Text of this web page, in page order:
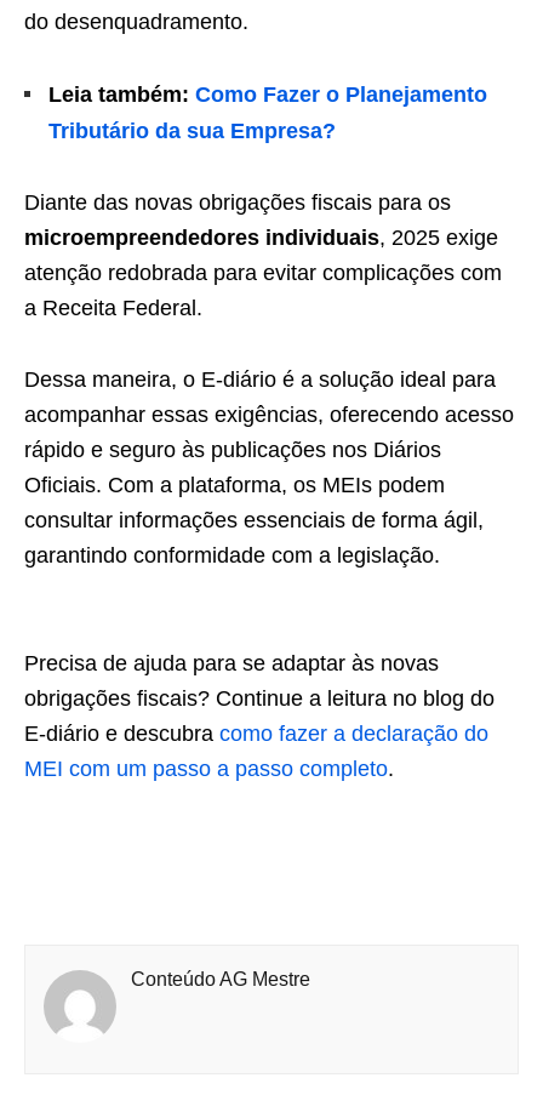
do desenquadramento.
Leia também: Como Fazer o Planejamento
Tributário da sua Empresa?
Diante das novas obrigações fiscais para os
microempreendedores individuais, 2025 exige
atenção redobrada para evitar complicações com
a Receita Federal.
Dessa maneira, o E-diário é a solução ideal para
acompanhar essas exigências, oferecendo acesso
rápido e seguro às publicações nos Diários
Oficiais. Com a plataforma, os MEIs podem
consultar informações essenciais de forma ágil,
garantindo conformidade com a legislação.
Precisa de ajuda para se adaptar às novas
obrigações fiscais? Continue a leitura no blog do
E-diário e descubra como fazer a declaração do
MEI com um passo a passo completo.
Conteúdo AG Mestre